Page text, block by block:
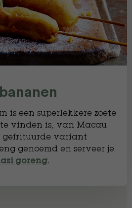
is een superlekkere zoete
vinden is, van Macau
gefrituurde variant
genoemd en serveer je
goreng.